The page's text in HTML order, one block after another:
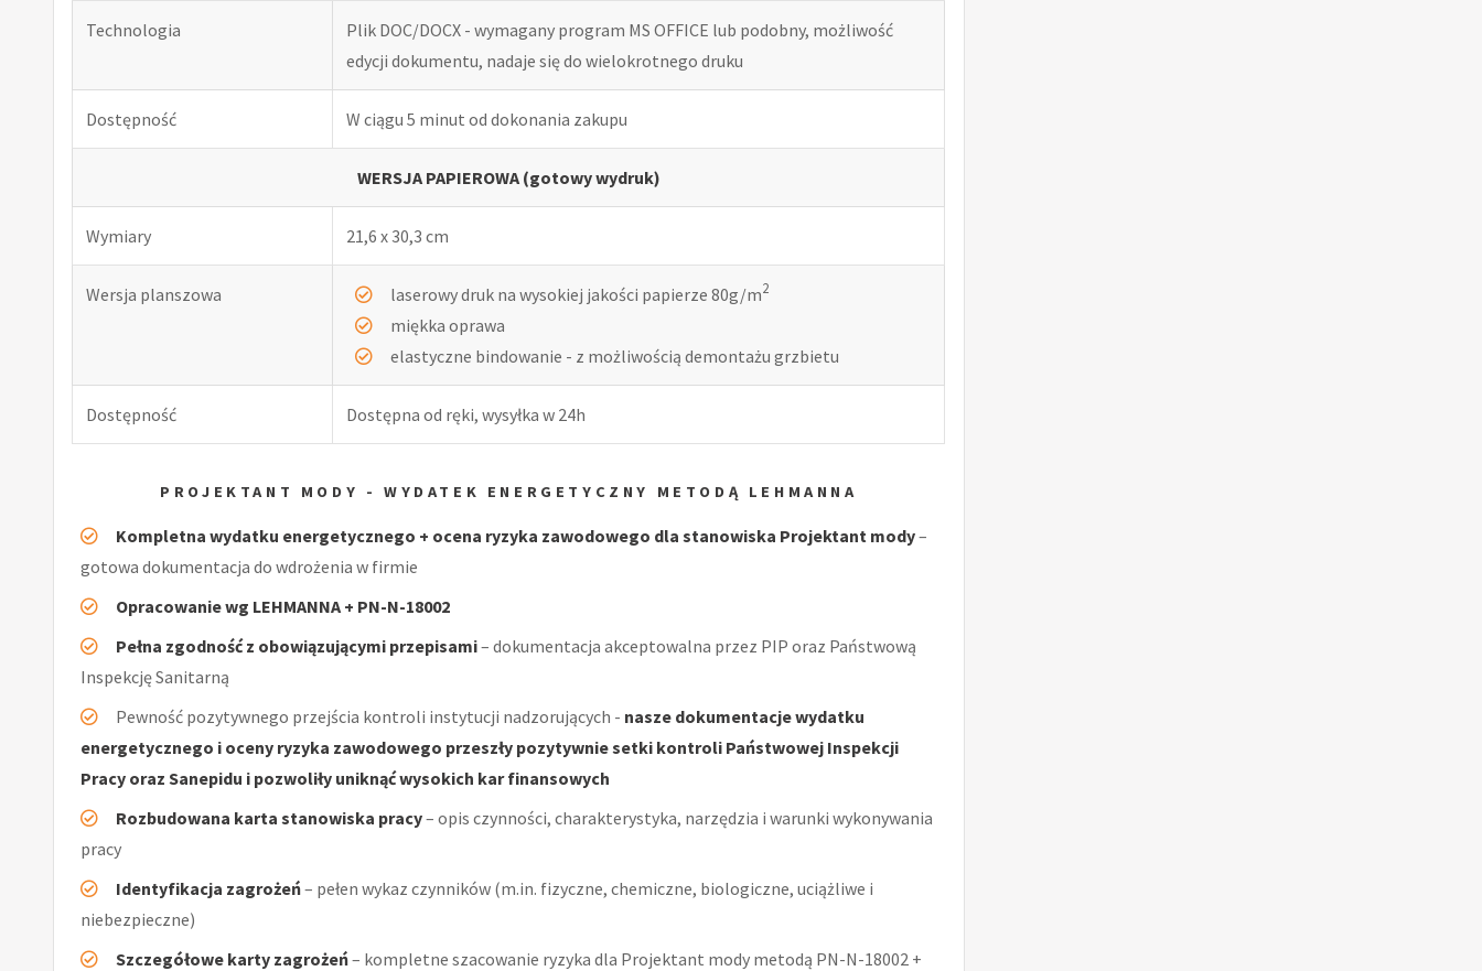
Technologia
Plik DOC/DOCX - wymagany program MS OFFICE lub podobny, możliwość
edycji dokumentu, nadaje się do wielokrotnego druku
Dostępność W ciągu 5 minut od dokonania zakupu
WERSJA PAPIEROWA (gotowy wydruk)
Wymiary 21,6 x 30,3 cm
Wersja planszowa laserowy druk na wysokiej jakości papierze 80g/m2
miękka oprawa
elastyczne bindowanie - z możliwością demontażu grzbietu
Dostępność Dostępna od ręki, wysyłka w 24h
PROJEKTANT MODY - WYDATEK ENERGETYCZNY METODĄ LEHMANNA
Kompletna wydatku energetycznego + ocena ryzyka zawodowego dla stanowiska Projektant mody–
gotowa dokumentacja do wdrożenia w firmie
Opracowanie wg LEHMANNA + PN-N-18002
Pełna zgodność z obowiązującymi przepisami– dokumentacja akceptowalna przez PIP oraz Państwową
Inspekcję Sanitarną
Pewność pozytywnego przejścia kontroli instytucji nadzorujących - nasze dokumentacje wydatku
energetycznego i oceny ryzyka zawodowego przeszły pozytywnie setki kontroli Państwowej Inspekcji
Pracy oraz Sanepidu i pozwoliły uniknąć wysokich kar finansowych
Rozbudowana karta stanowiska pracy– opis czynności, charakterystyka, narzędzia i warunki wykonywania
pracy
Identyfikacja zagrożeń– pełen wykaz czynników (m.in. fizyczne, chemiczne, biologiczne, uciążliwe i
niebezpieczne)
Szczegółowe karty zagrożeń– kompletne szacowanie ryzyka dla Projektant mody metodą PN-N-18002 +